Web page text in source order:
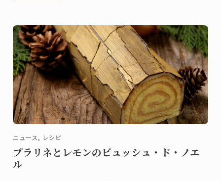
ニュース, レシピ
プラリネとレモンのビュッシュ・ド・ノエ
ル